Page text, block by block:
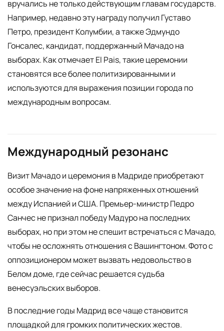
вручались не только действующим главам государств.
Например, недавно эту награду получил Густаво
Петро, президент Колумбии, а также Эдмундо
Гонсалес, кандидат, поддержанный Мачадо на
выборах. Как отмечает El Pais, такие церемонии
становятся все более политизированными и
используются для выражения позиции города по
международным вопросам.
Международный резонанс
Визит Мачадо и церемония в Мадриде приобретают
особое значение на фоне напряженных отношений
между Испанией и США. Премьер-министр Педро
Санчес не признал победу Мадуро на последних
выборах, но при этом не спешит встречаться с Мачадо,
чтобы не осложнять отношения с Вашингтоном. Фото с
оппозиционером может вызвать недовольство в
Белом доме, где сейчас решается судьба
венесуэльских выборов.
В последние годы Мадрид все чаще становится
площадкой для громких политических жестов.